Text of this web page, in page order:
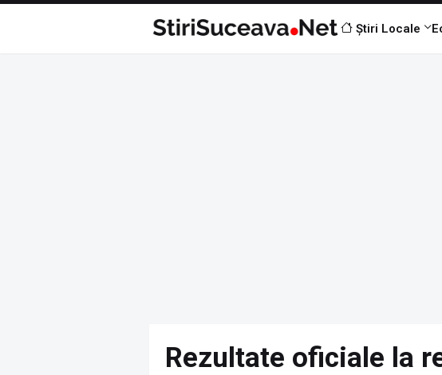
Știri Locale
Rezultate oficiale la